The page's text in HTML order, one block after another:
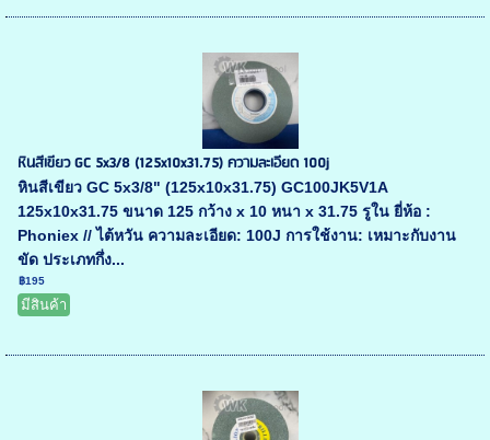
หินสีเขียว GC 5x3/8 (125x10x31.75) ความละเอียด 100j
หินสีเขียว GC 5x3/8" (125x10x31.75) GC100JK5V1A
125x10x31.75 ขนาด 125 กว้าง x 10 หนา x 31.75 รูใน ยี่ห้อ :
Phoniex // ไต้หวัน ความละเอียด: 100J การใช้งาน: เหมาะกับงาน
ขัด ประเภทกึ่ง...
฿195
มีสินค้า